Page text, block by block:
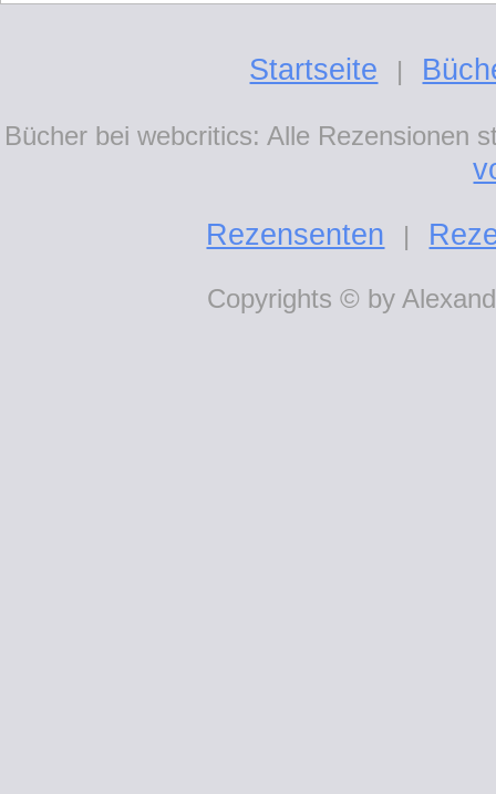
Startseite |
Bücher bei webcritics: Alle Rezensionen
Rezensenten
|
Copyrights © by